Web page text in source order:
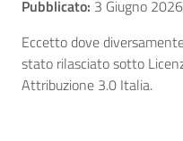
Pubblicato: 3 Giugno 2026
Eccetto dove
stato rilasciato sotto
Attribuzione 3.0 Italia.